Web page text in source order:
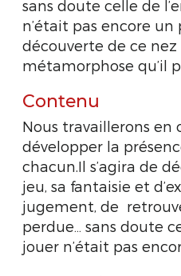
sans doute celle de
n’était pas encore
découverte de ce
métamorphose qu’il
Contenu
Nous travaillerons en
développer la
chacun.Il s’agira de
jeu, sa fantaisie et
jugement, de
perdue… sans doute
jouer n’était pas